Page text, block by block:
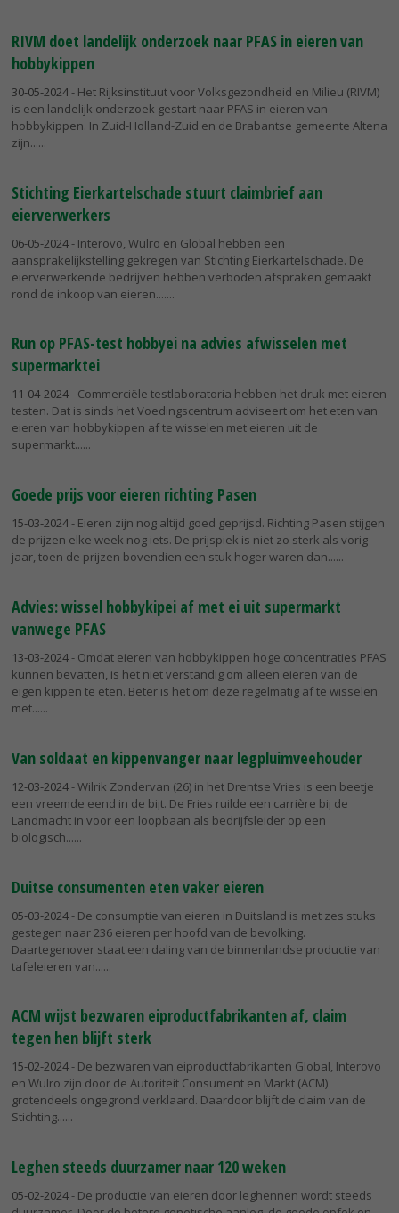
RIVM doet landelijk onderzoek naar PFAS in eieren van
hobbykippen
30-05-2024- Het Rijksinstituut voor Volksgezondheid en Milieu (RIVM)
is een landelijk onderzoek gestart naar PFAS in eieren van
hobbykippen. In Zuid-Holland-Zuid en de Brabantse gemeente Altena
zijn...
Stichting Eierkartelschade stuurt claimbrief aan
eierverwerkers
06-05-2024- Interovo, Wulro en Global hebben een
aansprakelijkstelling gekregen van Stichting Eierkartelschade. De
eierverwerkende bedrijven hebben verboden afspraken gemaakt
rond de inkoop van eieren....
Run op PFAS-test hobbyei na advies afwisselen met
supermarktei
11-04-2024- Commerciële testlaboratoria hebben het druk met eieren
testen. Dat is sinds het Voedingscentrum adviseert om het eten van
eieren van hobbykippen af te wisselen met eieren uit de
supermarkt...
Goede prijs voor eieren richting Pasen
15-03-2024- Eieren zijn nog altijd goed geprijsd. Richting Pasen stijgen
de prijzen elke week nog iets. De prijspiek is niet zo sterk als vorig
jaar, toen de prijzen bovendien een stuk hoger waren dan...
Advies: wissel hobbykipei af met ei uit supermarkt
vanwege PFAS
13-03-2024- Omdat eieren van hobbykippen hoge concentraties PFAS
kunnen bevatten, is het niet verstandig om alleen eieren van de
eigen kippen te eten. Beter is het om deze regelmatig af te wisselen
met...
Van soldaat en kippenvanger naar legpluimveehouder
12-03-2024- Wilrik Zondervan (26) in het Drentse Vries is een beetje
een vreemde eend in de bijt. De Fries ruilde een carrière bij de
Landmacht in voor een loopbaan als bedrijfsleider op een
biologisch...
Duitse consumenten eten vaker eieren
05-03-2024- De consumptie van eieren in Duitsland is met zes stuks
gestegen naar 236 eieren per hoofd van de bevolking.
Daartegenover staat een daling van de binnenlandse productie van
tafeleieren van...
ACM wijst bezwaren eiproductfabrikanten af, claim
tegen hen blijft sterk
15-02-2024- De bezwaren van eiproductfabrikanten Global, Interovo
en Wulro zijn door de Autoriteit Consument en Markt (ACM)
grotendeels ongegrond verklaard. Daardoor blijft de claim van de
Stichting...
Leghen steeds duurzamer naar 120 weken
05-02-2024- De productie van eieren door leghennen wordt steeds